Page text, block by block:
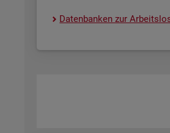
Da­ten­ban­ken zur